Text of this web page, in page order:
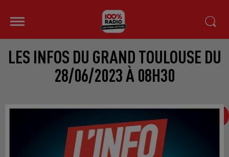
LES INFOS DU GRAND TOULOUSE DU
28/06/2023 À 08H30